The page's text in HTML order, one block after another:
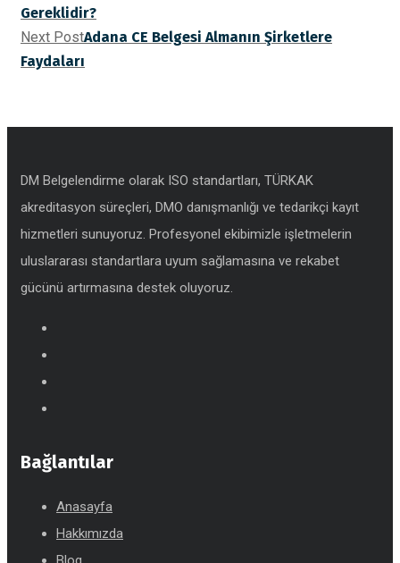
Gereklidir?
Next PostAdana CE Belgesi Almanın Şirketlere
Faydaları
DM Belgelendirme olarak ISO standartları, TÜRKAK
akreditasyon süreçleri, DMO danışmanlığı ve tedarikçi kayıt
hizmetleri sunuyoruz. Profesyonel ekibimizle işletmelerin
uluslararası standartlara uyum sağlamasına ve rekabet
gücünü artırmasına destek oluyoruz.
Bağlantılar
Anasayfa
Hakkımızda